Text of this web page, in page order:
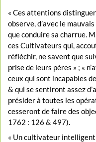
« Ces attentions
observe, d’avec le
que conduire sa charrue.
ces Cultivateurs qui,
réfléchir, ne savent que
prise de leurs pères » ; «
ceux qui sont incapables
& qui se sentiront assez
présider à toutes les
cesseront de faire des
1762 : 126 & 497).
« Un cultivateur intelligent